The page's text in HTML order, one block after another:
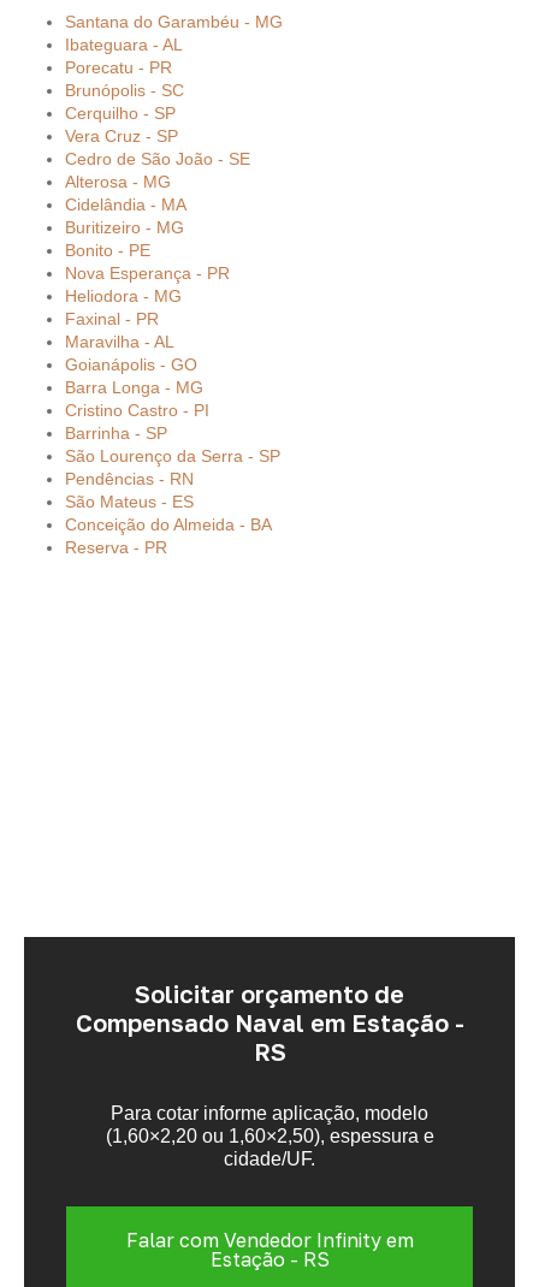
Santana do Garambéu - MG
Ibateguara - AL
Porecatu - PR
Brunópolis - SC
Cerquilho - SP
Vera Cruz - SP
Cedro de São João - SE
Alterosa - MG
Cidelândia - MA
Buritizeiro - MG
Bonito - PE
Nova Esperança - PR
Heliodora - MG
Faxinal - PR
Maravilha - AL
Goianápolis - GO
Barra Longa - MG
Cristino Castro - PI
Barrinha - SP
São Lourenço da Serra - SP
Pendências - RN
São Mateus - ES
Conceição do Almeida - BA
Reserva - PR
Solicitar orçamento de
Compensado Naval em Estação -
RS
Para cotar informe aplicação, modelo
(1,60×2,20 ou 1,60×2,50), espessura e
cidade/UF.
Falar com Vendedor Infinity em
Estação - RS